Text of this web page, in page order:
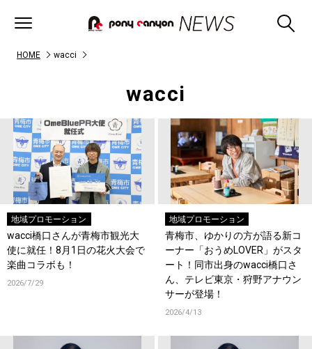
HOME wacci
wacci
地域プロモーション
wacci橋口さんが青梅市観光大
使に就任！8月1日の花火大会で
楽曲コラボも！
2026/7/29
地域プロモーション
青梅市、ゆかりの方が語る新コ
ーナー「おうめLOVER」がスタ
ート！同市出身のwacci橋口さ
ん、テレビ東京・狩野アナウン
サーが登場！
2026/4/13